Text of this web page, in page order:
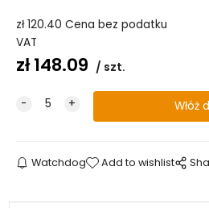
zł120.40 Cena bez podatku
VAT
zł148.09 szt.
Watchdog Add to wishlist